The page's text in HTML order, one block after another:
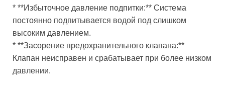
* **Избыточное давление подпитки:** Система
постоянно подпитывается водой под слишком
высоким давлением.
* **Засорение предохранительного клапана:**
Клапан неисправен и срабатывает при более низком
давлении.